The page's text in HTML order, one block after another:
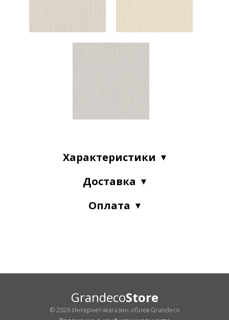
Характеристики
Доставка
Оплата
GrandecoStore
© 2026 Интернет-магазин обоев Grandeco